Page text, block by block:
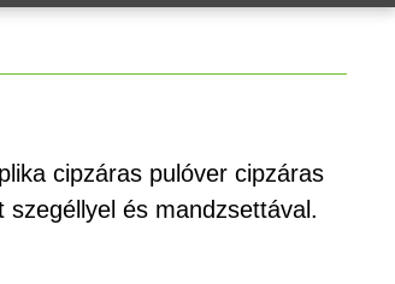
cipzáras pulóver cipzáras
szegéllyel és mandzsettával.